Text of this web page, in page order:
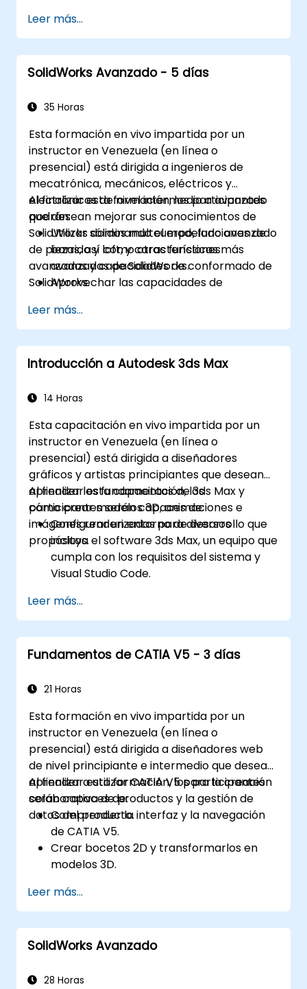
ortográficos precisos.
Documentar y colaborar eficazmente en
los diseños de plantas.
Depurar problemas comunes en
Leer más...
SolidWorks Avanzado - 5 días
35 Horas
Esta formación en vivo impartida por un
instructor en Venezuela (en línea o
presencial) está dirigida a ingenieros de
mecatrónica, mecánicos, eléctricos y
electrónicos de nivel intermedio a avanzado
que desean mejorar sus conocimientos de
SolidWorks dominando el modelado avanzado
de piezas, así como otras funciones
avanzadas y capacidades de conformado de
SolidWorks.
Al finalizar esta formación, los participantes
podrán:
Utilizar sólidos multcuerpo, funciones de
barrido y loft, y características más
avanzadas de SolidWorks.
Aprovechar las capacidades de
Dominar las funciones de modelado
avanzado de SolidWorks.
Leer más...
Introducción a Autodesk 3ds Max
14 Horas
Esta capacitación en vivo impartida por un
instructor en Venezuela (en línea o
presencial) está dirigida a diseñadores
gráficos y artistas principiantes que desean
aprender los fundamentos de 3ds Max y
cómo crear modelos 3D, animaciones e
imágenes renderizadas para diversos
propósitos.
Al finalizar esta capacitación, los
participantes serán capaces de:
Configurar un entorno de desarrollo que
incluya el software 3ds Max, un equipo que
cumpla con los requisitos del sistema y
Visual Studio Code.
explorar la interfaz de usuario y las
herramientas de navegación.
Utilizar las herramientas y modificadores
de 3ds Max para crear y editar objetos
splines.
objetos 3D mediante materiales y mapas
de 3ds Max.
Configurar la escena y ajustar la
iluminación y la perspectiva utilizando
luces y cámaras de 3ds Max.
Animar objetos 3D y crear fotogramas
clave, curvas y trayectorias con las
herramientas y controladores de
animación de 3ds Max.
Renderizar la escena y exportar la
imagen o el video final mediante las
Leer más...
Fundamentos de CATIA V5 - 3 días
21 Horas
Esta formación en vivo impartida por un
instructor en Venezuela (en línea o
presencial) está dirigida a diseñadores web
de nivel principiante e intermedio que desean
aprender a utilizar CATIA V5 para la creación
colaborativa de productos y la gestión de
datos del producto.
Al finalizar esta formación, los participantes
serán capaces de:
Comprender la interfaz y la navegación
de CATIA V5.
Crear bocetos 2D y transformarlos en
modelos 3D.
múltiples componentes.
Leer más...
SolidWorks Avanzado
28 Horas